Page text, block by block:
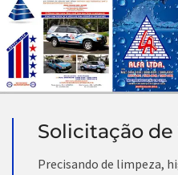
Solicitação
Precisando de limpeza,